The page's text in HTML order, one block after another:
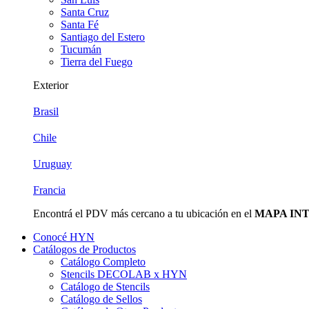
Santa Cruz
Santa Fé
Santiago del Estero
Tucumán
Tierra del Fuego
Exterior
Brasil
Chile
Uruguay
Francia
Encontrá el PDV más cercano a tu ubicación en el MAPA
Conocé HYN
Catálogos de Productos
Catálogo Completo
Stencils DECOLAB x HYN
Catálogo de Stencils
Catálogo de Sellos